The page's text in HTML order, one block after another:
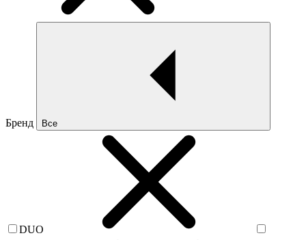
Бренд Все
DUO